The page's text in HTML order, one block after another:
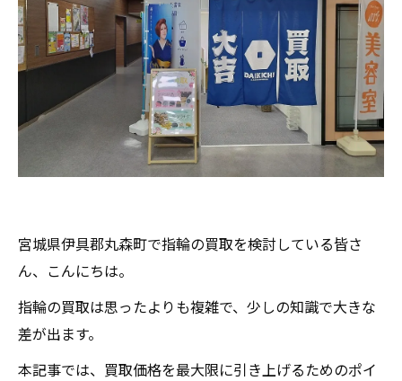
宮城県伊具郡丸森町で指輪の買取を検討している皆さ
ん、こんにちは。
指輪の買取は思ったよりも複雑で、少しの知識で大きな
差が出ます。
本記事では、買取価格を最大限に引き上げるためのポイ